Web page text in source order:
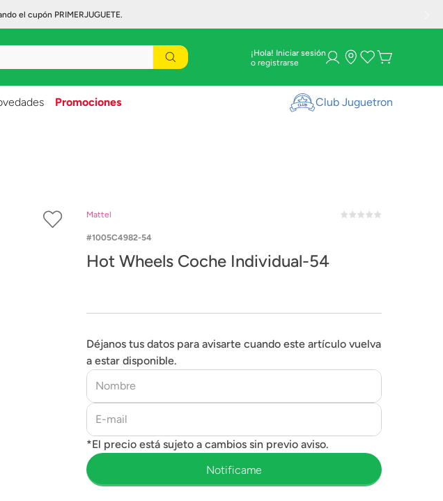
el cupón PRIMERJUGUETE.
¡Hola! Iniciar sesión
Promociones Club Juguetron
Mattel
1005C4982-54
Hot Wheels Coche Individual-54
Déjanos tus datos para avisarte cuando este artículo vuelva
a estar disponible.